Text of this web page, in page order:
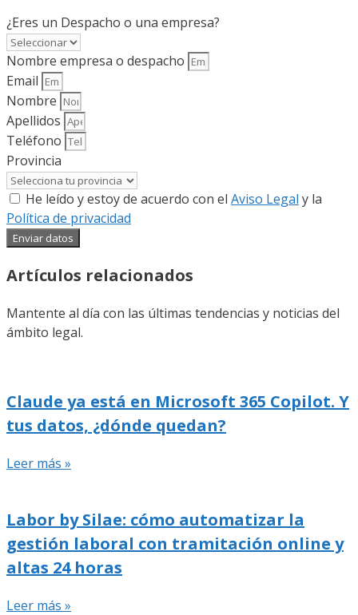
¿Eres un Despacho o una empresa?
Nombre empresa o despacho
Email
Nombre
Apellidos
Teléfono
Provincia
He leído y estoy de acuerdo con el Aviso Legal y la
Política de privacidad
Enviar datos
Artículos relacionados
Mantente al día con las últimas tendencias y noticias del
ámbito legal.
Claude ya está en Microsoft 365 Copilot. Y
tus datos, ¿dónde quedan?
Leer más »
Labor by Silae: cómo automatizar la
gestión laboral con tramitación online y
altas 24 horas
Leer más »